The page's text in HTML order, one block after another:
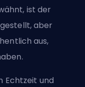
ist der
aber
aus,
Echtzeit und